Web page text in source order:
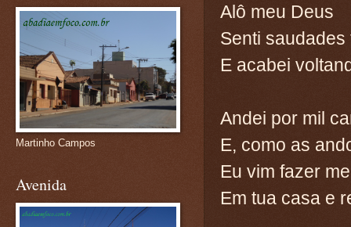
Alô meu Deus
Senti saudades
E acabei
Andei por mil
E, como as
Eu vim fazer
Em tua casa e
Martinho Campos
Avenida